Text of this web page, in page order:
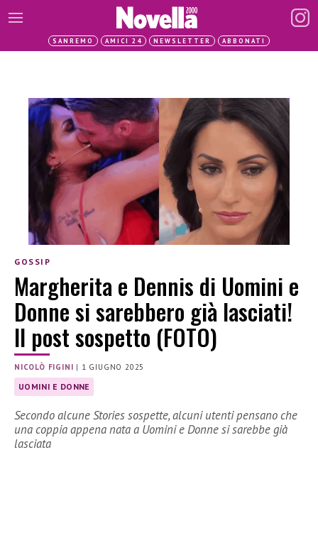
SANREMO AMICI 24 NEWSLETTER ABBONATI
GOSSIP
Margherita e Dennis di Uomini e
Donne si sarebbero già lasciati!
Il post sospetto (FOTO)
NICOLÒ FIGINI | 1 GIUGNO 2025
UOMINI E DONNE
Secondo alcune Stories sospette, alcuni utenti pensano che
una coppia appena nata a Uomini e Donne si sarebbe già
lasciata